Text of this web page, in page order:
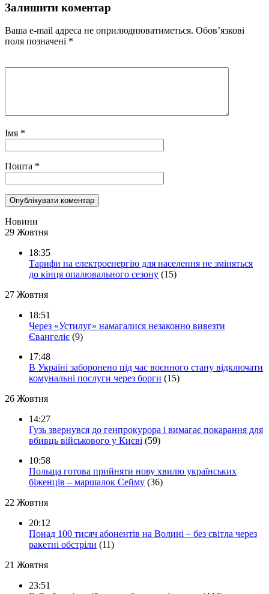
Залишити коментар
Ваша e-mail адреса не оприлюднюватиметься. Обов’язкові
поля позначені *
Імя *
Пошта *
Новини
29 Жовтня
18:35
Тарифи на електроенергію для населення не зміняться
до кінця опалювального сезону (15)
27 Жовтня
18:51
Через «Устилуг» намагалися незаконно вивезти
Євангеліє (9)
17:48
В Україні заборонено під час воєнного стану відключати
комунальні послуги через борги (15)
26 Жовтня
14:27
Гузь звернувся до генпрокурора і вимагає покарання для
вбивць військового у Києві (59)
10:58
Польща готова прийняти нову хвилю українських
біженців – маршалок Сейму (36)
22 Жовтня
20:12
Понад 100 тисяч абонентів на Волині – без світла через
ракетні обстріли (11)
21 Жовтня
23:51